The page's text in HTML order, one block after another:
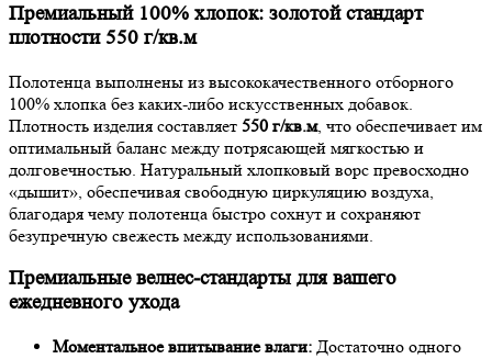
Премиальный 100% хлопок: золотой стандарт
плотности 550 г/кв.м
Полотенца выполнены из высококачественного отборного
100% хлопка без каких-либо искусственных добавок.
Плотность изделия составляет 550 г/кв.м, что обеспечивает им
оптимальный баланс между потрясающей мягкостью и
долговечностью. Натуральный хлопковый ворс превосходно
«дышит», обеспечивая свободную циркуляцию воздуха,
благодаря чему полотенца быстро сохнут и сохраняют
безупречную свежесть между использованиями.
Премиальные велнес-стандарты для вашего
ежедневного ухода
Моментальное впитывание влаги: Достаточно одного